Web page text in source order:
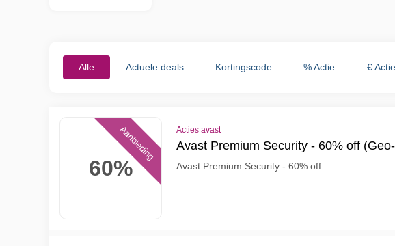
Alle Actuele deals Kortingscode % Actie € Actie
60%
Aanbieding Acties avast
Avast Premium Security - 60% off
Avast Premium Security - 60% off